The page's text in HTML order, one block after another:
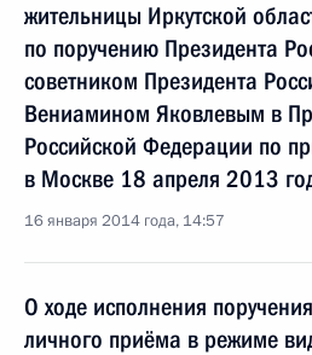
жительницы Иркутской
по поручению Президента
советником Президента
Вениамином Яковлевым в
Российской Федерации по
в Москве 18 апреля 2013
16 января 2014 года, 14:57
О ходе исполнения
личного приёма в режиме